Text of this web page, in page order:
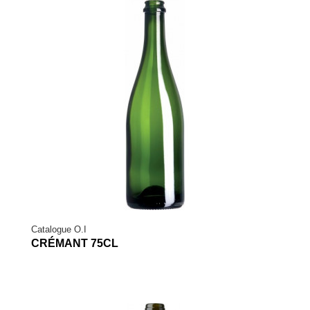
Catalogue O.I
CRÉMANT 75CL